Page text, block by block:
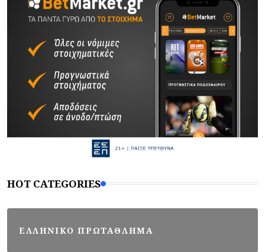
HOT CATEGORIES
ΕΛΛΗΝΙΚΟ ΠΡΩΤΑΘΛΗΜΑ